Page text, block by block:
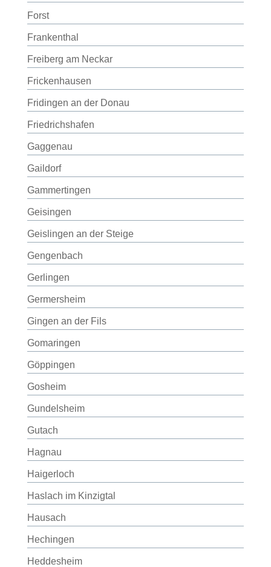
Forst
Frankenthal
Freiberg am Neckar
Frickenhausen
Fridingen an der Donau
Friedrichshafen
Gaggenau
Gaildorf
Gammertingen
Geisingen
Geislingen an der Steige
Gengenbach
Gerlingen
Germersheim
Gingen an der Fils
Gomaringen
Göppingen
Gosheim
Gundelsheim
Gutach
Hagnau
Haigerloch
Haslach im Kinzigtal
Hausach
Hechingen
Heddesheim